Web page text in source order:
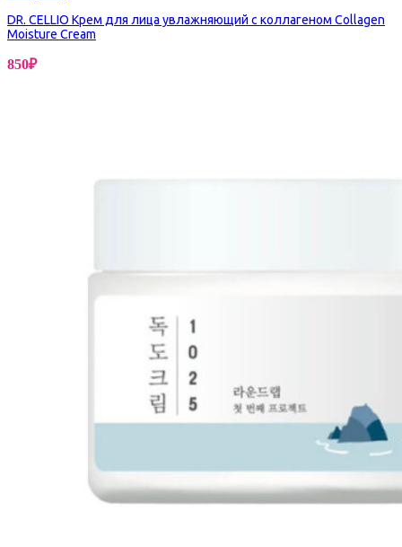
DR. CELLIO Крем для лица увлажняющий с коллагеном Collagen
Moisture Cream
850₽